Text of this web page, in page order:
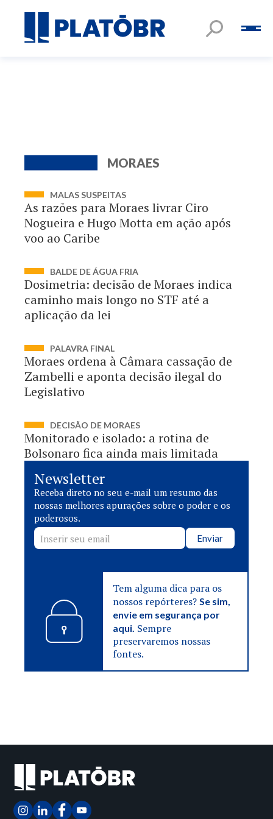
MORAES
MALAS SUSPEITAS
As razões para Moraes livrar Ciro
Nogueira e Hugo Motta em ação após
voo ao Caribe
BALDE DE ÁGUA FRIA
Dosimetria: decisão de Moraes indica
caminho mais longo no STF até a
aplicação da lei
PALAVRA FINAL
Moraes ordena à Câmara cassação de
Zambelli e aponta decisão ilegal do
Legislativo
DECISÃO DE MORAES
Monitorado e isolado: a rotina de
Bolsonaro fica ainda mais limitada
Newsletter
Receba direto no seu e-mail um resumo das
nossas melhores apurações sobre o poder e os
poderosos.
Enviar
Tem alguma dica para os
nossos repórteres?Se sim,
envie em segurança por
aqui. Sempre
preservaremos nossas
fontes.